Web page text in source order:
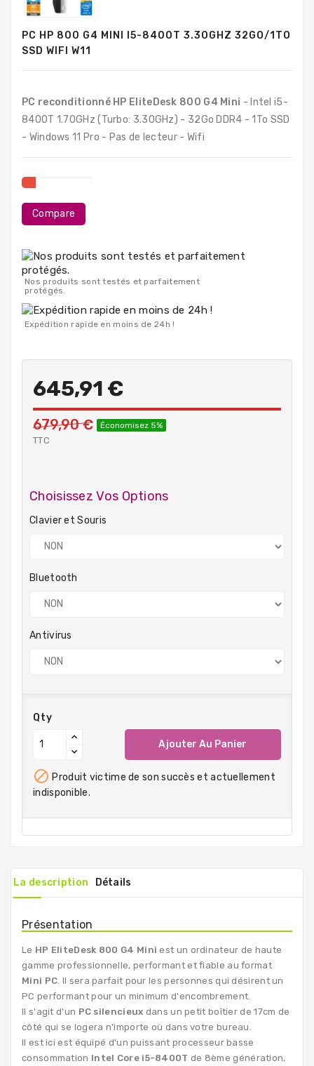
Durs
Composants
Composants
Destockage
PC HP 800 G4 MINI I5-8400T 3.30GHZ 32GO/1TO
SSD WIFI W11
PC reconditionné HP EliteDesk 800 G4 Mini - Intel i5-
8400T 1.70GHz (Turbo: 3.30GHz) - 32Go DDR4 - 1To SSD
- Windows 11 Pro - Pas de lecteur - Wifi
Compare
Nos produits sont testés et parfaitement
protégés.
Expédition rapide en moins de 24h !
645,91 €
679,90 € Économisez 5%
TTC
Choisissez Vos Options
Clavier et Souris
Bluetooth
Antivirus
Qty
Ajouter Au Panier
 Produit victime de son succès et actuellement
indisponible.
La description Détails
Présentation
Le HP EliteDesk 800 G4 Mini est un ordinateur de haute
gamme professionnelle, performant et fiable au format
Mini PC . Il sera parfait pour les personnes qui désirent un
PC performant pour un minimum d'encombrement.
Il s'agit d'un PC silencieux dans un petit boîtier de 17cm de
côté qui se logera n'importe où dans votre bureau.
Il est ici est équipé d'un puissant processeur basse
consommation Intel Core i5-8400T de 8ème génération,